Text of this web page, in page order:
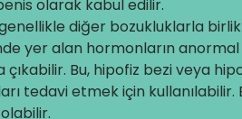
olarak kabul edilir.
diğer bozukluklarla
yer alan hormonların
Bu, hipofiz bezi veya
tedavi etmek için